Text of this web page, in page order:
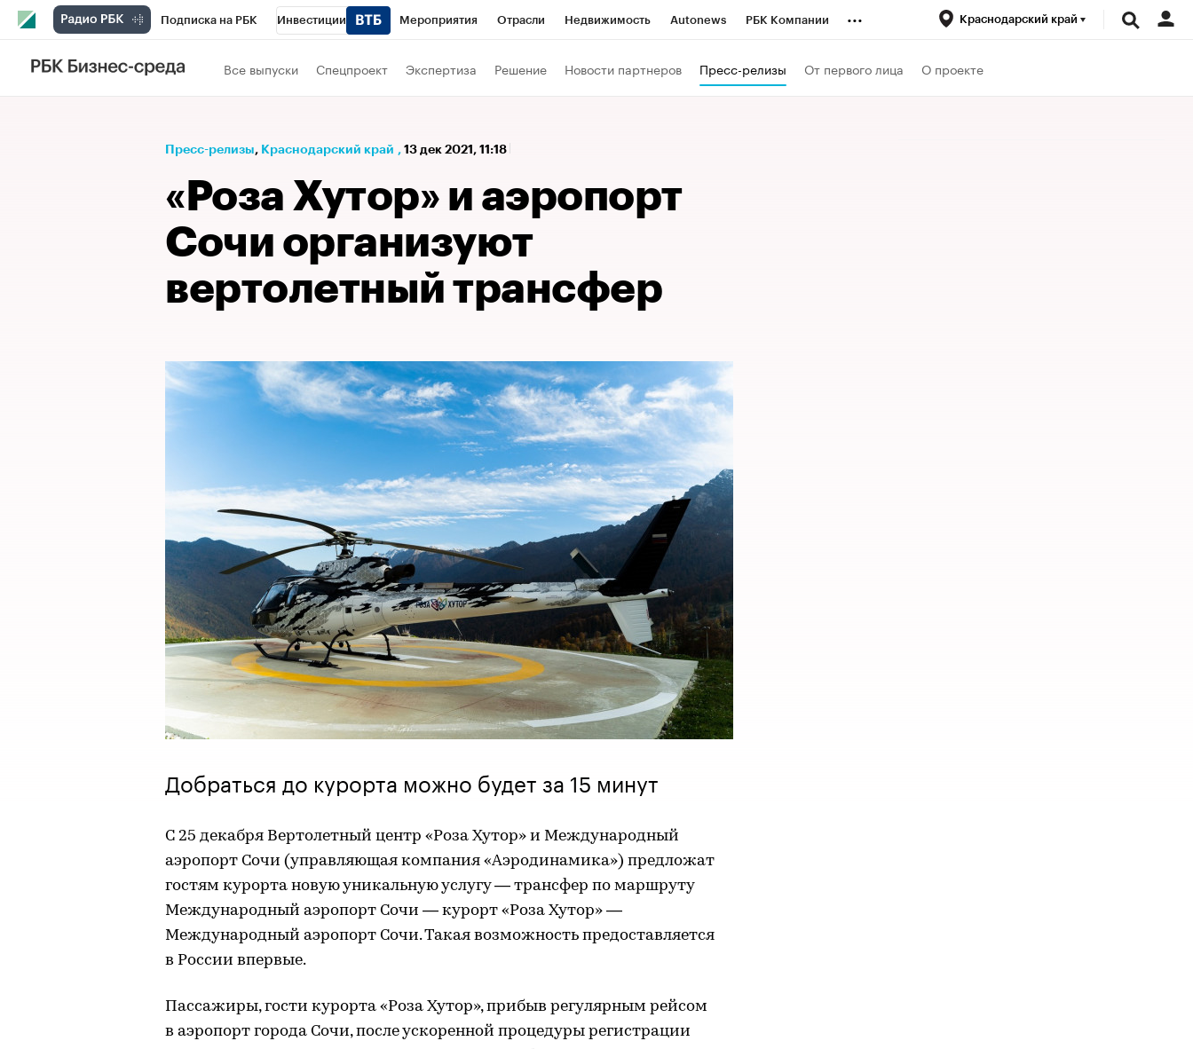
Подписка на РБК Инвестиции Мероприятия Отрасли Недвижимость Autonews РБК Компании
Телеканал
Спецпроекты Проверка контрагентов
... Краснодарский край
Все выпуски Спецпроект Экспертиза Решение Новости партнеров Пресс-релизы От первого лица О проекте
Пресс-релизы⁠, Краснодарский край , 13 дек 2021, 11:18
«Роза Хутор» и аэропорт
Сочи организуют
вертолетный трансфер
Добраться до курорта можно будет за 15 минут
С 25 декабря Вертолетный центр «Роза Хутор» и Международный
аэропорт Сочи (управляющая компания «Аэродинамика») предложат
гостям курорта новую уникальную услугу — трансфер по маршруту
Международный аэропорт Сочи — курорт «Роза Хутор» —
Международный аэропорт Сочи. Такая возможность предоставляется
в России впервые.
Пассажиры, гости курорта «Роза Хутор», прибыв регулярным рейсом
в аэропорт города Сочи, после ускоренной процедуры регистрации